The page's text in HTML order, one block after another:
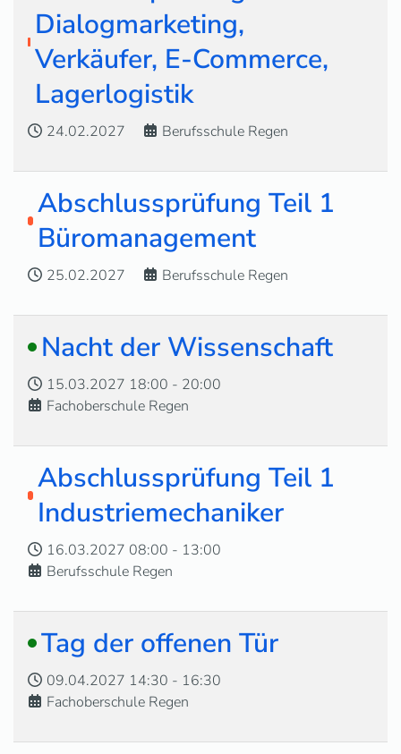
Dialogmarketing,
Verkäufer, E-Commerce,
Lagerlogistik
24.02.2027 Berufsschule Regen
Abschlussprüfung Teil 1
Büromanagement
25.02.2027 Berufsschule Regen
Nacht der Wissenschaft
15.03.2027 18:00 - 20:00
Fachoberschule Regen
Abschlussprüfung Teil 1
Industriemechaniker
16.03.2027 08:00 - 13:00
Berufsschule Regen
Tag der offenen Tür
09.04.2027 14:30 - 16:30
Fachoberschule Regen